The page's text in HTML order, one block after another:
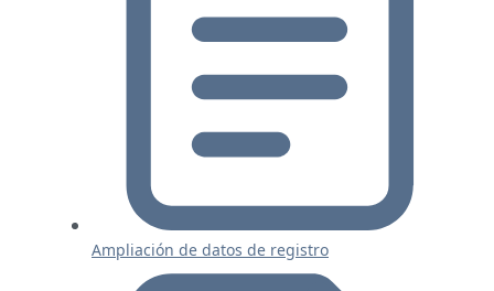
Ampliación de datos de registro